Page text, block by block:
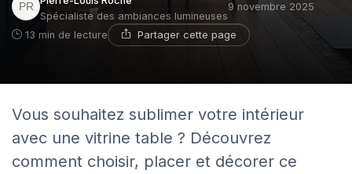
Spécialiste des ambiances lumineuses
9 novembre 2025
13 min de lecture Partager cette page
Vous souhaitez sublimer votre intérieur
avec une vitrine table ? Découvrez
comment choisir, placer et décorer ce